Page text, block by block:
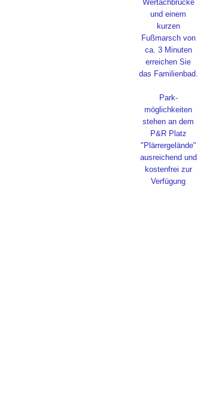
Wertachbrücke
und einem
kurzen
Fußmarsch von
ca. 3 Minuten
erreichen Sie
das Familienbad.
Park-
möglichkeiten
stehen an dem
P&R Platz
"Plärrergelände"
ausreichend und
kostenfrei zur
Verfügung